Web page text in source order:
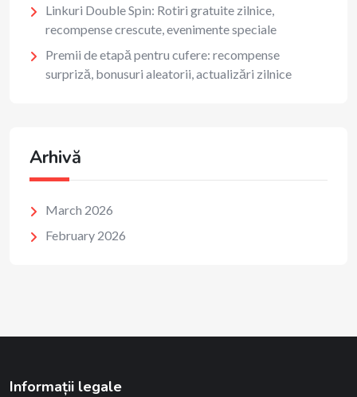
Linkuri Double Spin: Rotiri gratuite zilnice,
recompense crescute, evenimente speciale
Premii de etapă pentru cufere: recompense
surpriză, bonusuri aleatorii, actualizări zilnice
Arhivă
March 2026
February 2026
Informații legale